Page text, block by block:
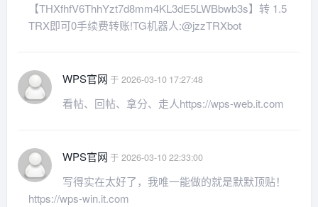
【THXfhfV6ThhYzt7d8mm4KL3dE5LWBbwb3s】转 1.5
TRX即可0手续费转账!TG机器人:@jzzTRXbot
WPS官网 于 2026-03-10 17:27:48
看帖、回帖、拿分、走人https://wps-web.it.com
WPS官网 于 2026-03-10 22:33:00
写得实在太好了，我唯一能做的就是默默顶贴！
https://wps-win.it.com